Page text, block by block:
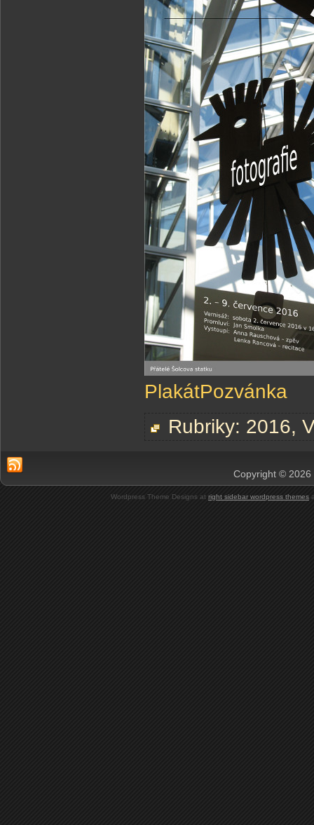
PlakátPozvánka
Rubriky: 2016,
Copyright © 2026
Wordpress Theme Designs at right sidebar wordpress themes